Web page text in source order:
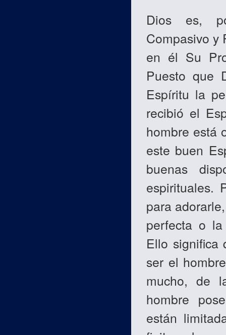
Dios es,
Compasivo y
en él Su
Puesto que
Espíritu la
recibió el
hombre está
este buen
buenas
espirituales.
para
perfecta o
Ello significa
ser el
mucho, de
hombre
están